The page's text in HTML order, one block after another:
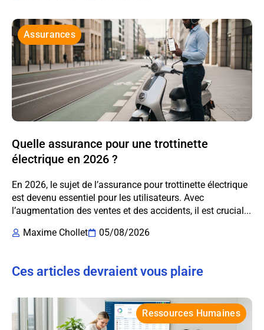
Assurances
Quelle assurance pour une trottinette
électrique en 2026 ?
En 2026, le sujet de l’assurance pour trottinette électrique
est devenu essentiel pour les utilisateurs. Avec
l’augmentation des ventes et des accidents, il est crucial...
Maxime Chollet
05/08/2026
Ces articles devraient vous plaire
Ressources Humaines